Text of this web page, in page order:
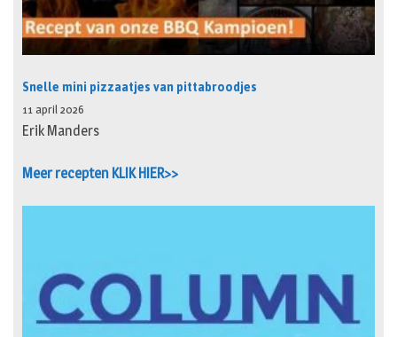
Snelle mini pizzaatjes van pittabroodjes
11 april 2026
Erik Manders
Meer recepten KLIK HIER>>